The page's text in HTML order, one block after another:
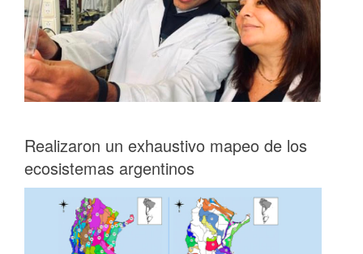
Realizaron un exhaustivo mapeo de los
ecosistemas argentinos